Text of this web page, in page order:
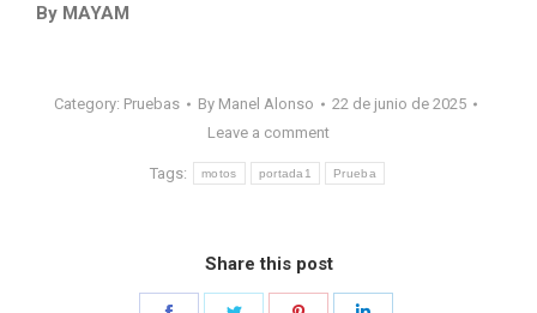
By MAYAM
Category: Pruebas By Manel Alonso
22 de junio de 2025
Leave a comment
Tags: motos portada1 Prueba
Share this post